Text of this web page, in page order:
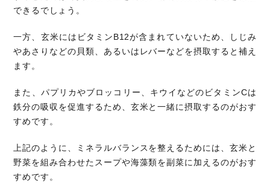
できるでしょう。
一方、玄米にはビタミンB12が含まれていないため、しじみ
やあさりなどの貝類、あるいはレバーなどを摂取すると補え
ます。
また、パプリカやブロッコリー、キウイなどのビタミンCは
鉄分の吸収を促進するため、玄米と一緒に摂取するのがおす
すめです。
上記のように、ミネラルバランスを整えるためには、玄米と
野菜を組み合わせたスープや海藻類を副菜に加えるのがおす
すめです。